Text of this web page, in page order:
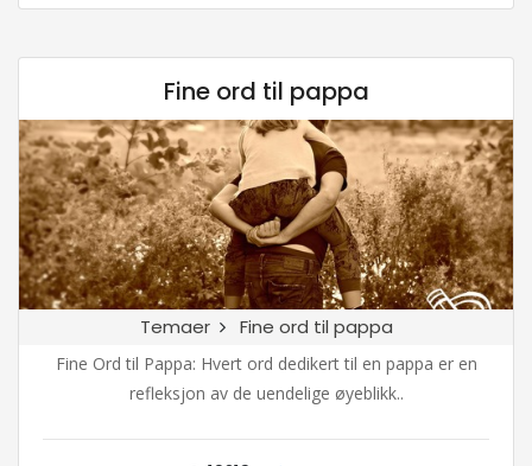
Fine ord til pappa
Temaer Fine ord til pappa
Fine Ord til Pappa: Hvert ord dedikert til en pappa er en
refleksjon av de uendelige øyeblikk..